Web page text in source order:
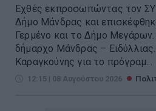
Εχθές εκπροσωπώντας τον
Δήμο Μάνδρας και
Γερμένο και το Δήμο Μεγάρων.
δήμαρχο Μάνδρας – Ειδύλλιας.
Καραγκούνης για το πρόγραμ...
12:15 | 08 Αυγούστου 2026